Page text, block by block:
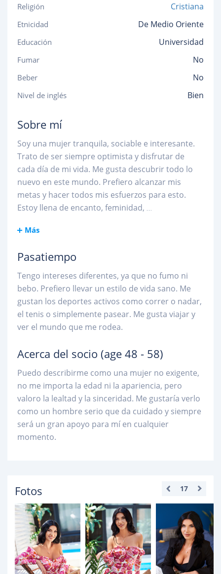
Religión Cristiana
Etnicidad De Medio Oriente
Educación Universidad
Fumar No
Beber No
Nivel de inglés Bien
Sobre mí
Soy una mujer tranquila, sociable e interesante.
Trato de ser siempre optimista y disfrutar de
cada día de mi vida. Me gusta descubrir todo lo
nuevo en este mundo. Prefiero alcanzar mis
metas y hacer todos mis esfuerzos para esto.
Estoy llena de encanto, feminidad, ...
Más
Pasatiempo
Tengo intereses diferentes, ya que no fumo ni
bebo. Prefiero llevar un estilo de vida sano. Me
gustan los deportes activos como correr o nadar,
el tenis o simplemente pasear. Me gusta viajar y
ver el mundo que me rodea.
Acerca del socio (age 48 - 58)
Puedo describirme como una mujer no exigente,
no me importa la edad ni la apariencia, pero
valoro la lealtad y la sinceridad. Me gustaría verlo
como un hombre serio que da cuidado y siempre
será un gran apoyo para mí en cualquier
momento.
Fotos 17